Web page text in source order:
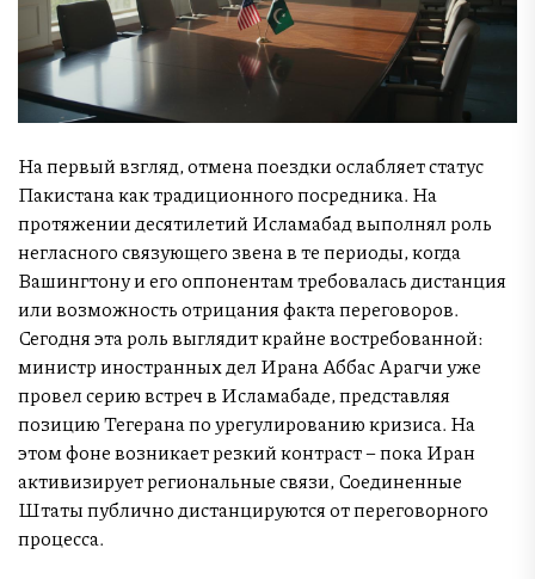
На первый взгляд, отмена поездки ослабляет статус
Пакистана как традиционного посредника. На
протяжении десятилетий Исламабад выполнял роль
негласного связующего звена в те периоды, когда
Вашингтону и его оппонентам требовалась дистанция
или возможность отрицания факта переговоров.
Сегодня эта роль выглядит крайне востребованной:
министр иностранных дел Ирана Аббас Арагчи уже
провел серию встреч в Исламабаде, представляя
позицию Тегерана по урегулированию кризиса. На
этом фоне возникает резкий контраст – пока Иран
активизирует региональные связи, Соединенные
Штаты публично дистанцируются от переговорного
процесса.